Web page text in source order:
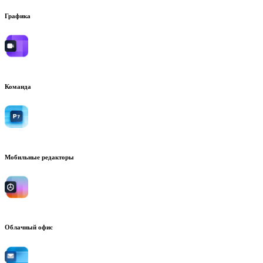
Графика
Команда
Мобильные редакторы
Облачный офис